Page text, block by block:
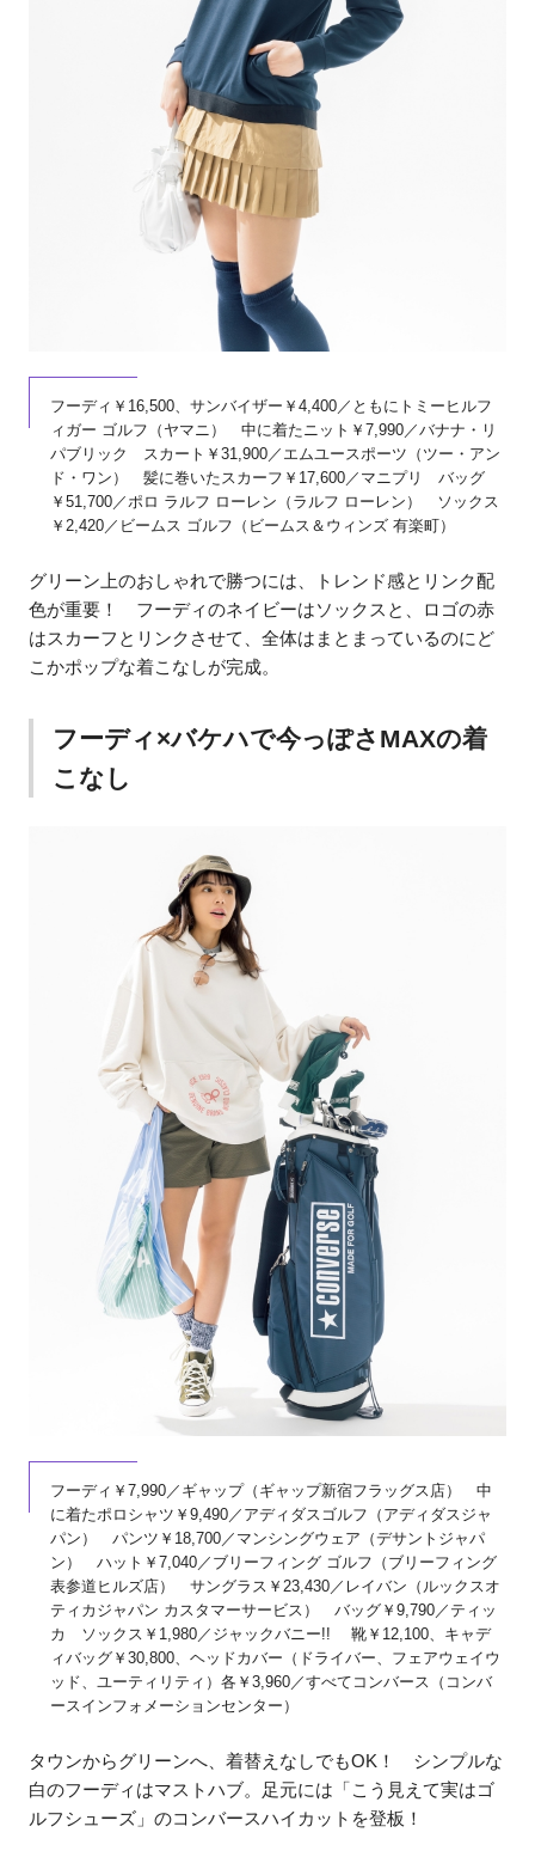
フーディ￥16,500、サンバイザー￥4,400／ともにトミーヒルフ
ィガー ゴルフ（ヤマニ） 中に着たニット￥7,990／バナナ・リ
パブリック スカート￥31,900／エムユースポーツ（ツー・アン
ド・ワン） 髪に巻いたスカーフ￥17,600／マニプリ バッグ
￥51,700／ポロ ラルフ ローレン（ラルフ ローレン） ソックス
￥2,420／ビームス ゴルフ（ビームス＆ウィンズ 有楽町）
グリーン上のおしゃれで勝つには、トレンド感とリンク配
色が重要！ フーディのネイビーはソックスと、ロゴの赤
はスカーフとリンクさせて、全体はまとまっているのにど
こかポップな着こなしが完成。
フーディ×バケハで今っぽさMAXの着
こなし
フーディ￥7,990／ギャップ（ギャップ新宿フラッグス店） 中
に着たポロシャツ￥9,490／アディダスゴルフ（アディダスジャ
パン） パンツ￥18,700／マンシングウェア（デサントジャパ
ン） ハット￥7,040／ブリーフィング ゴルフ（ブリーフィング
表参道ヒルズ店） サングラス￥23,430／レイバン（ルックスオ
ティカジャパン カスタマーサービス） バッグ￥9,790／ティッ
カ ソックス￥1,980／ジャックバニー!! 靴￥12,100、キャデ
ィバッグ￥30,800、ヘッドカバー（ドライバー、フェアウェイウ
ッド、ユーティリティ）各￥3,960／すべてコンバース（コンバ
ースインフォメーションセンター）
タウンからグリーンへ、着替えなしでもOK！ シンプルな
白のフーディはマストハブ。足元には「こう見えて実はゴ
ルフシューズ」のコンバースハイカットを登板！